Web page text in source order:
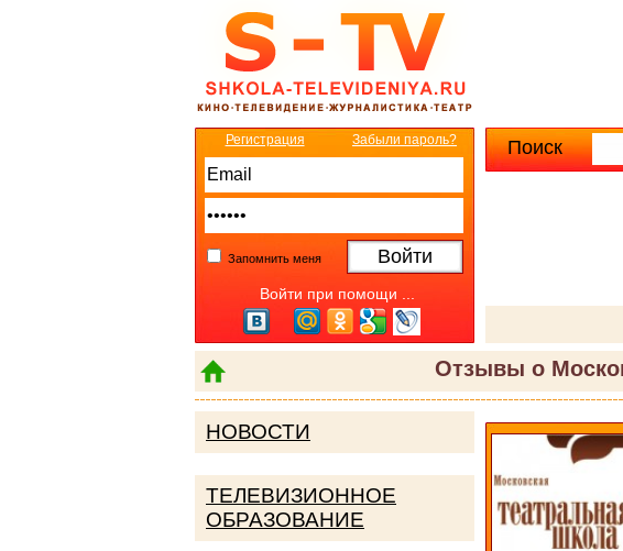
Поиск
Отзывы о
Регистрация Забыли пароль?
Запомнить меня
Войти при помощи ...
НОВОСТИ
ТЕЛЕВИЗИОННОЕ
ОБРАЗОВАНИЕ